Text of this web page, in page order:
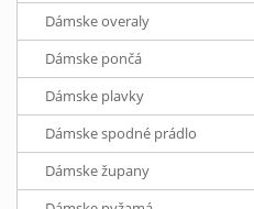
Dámske overaly
Dámske pončá
Dámske plavky
Dámske spodné prádlo
Dámske župany